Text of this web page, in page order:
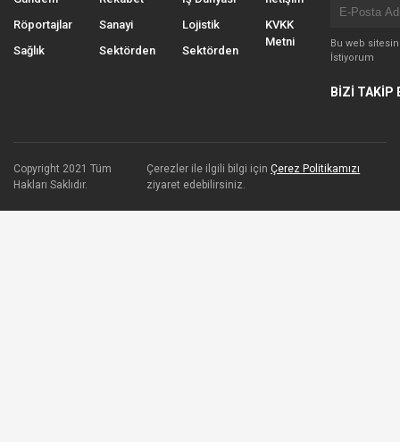
Röportajlar
Sağlık
Sanayi
Sektörden
Lojistik
Sektörden
KVKK
Metni
Bu web
İstiyorum
BİZİ TAKİP
Copyright 2021 Tüm
Hakları Saklıdır.
Çerezler ile ilgili bilgi içinÇerez Politikamızı
ziyaret edebilirsiniz.